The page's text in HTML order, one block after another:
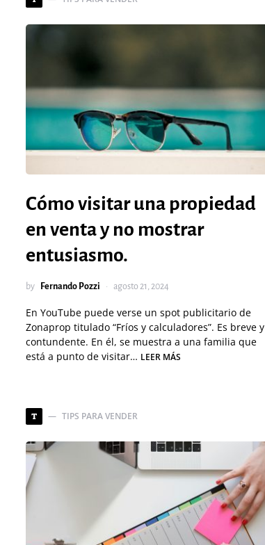
Cómo visitar una propiedad
en venta y no mostrar
entusiasmo.
by Fernando Pozzi agosto 21, 2024
En YouTube puede verse un spot publicitario de
Zonaprop titulado “Fríos y calculadores”. Es breve y
contundente. En él, se muestra a una familia que
está a punto de visitar… LEER MÁS
T TIPS PARA VENDER